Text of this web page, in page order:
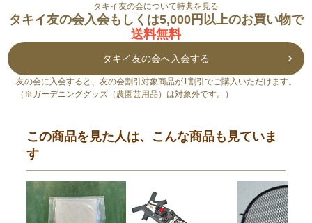
タキイ友の会について特典を見る
タキイ友の会入会もしくは5,000円以上のお買い物で
送料無料
タキイ友の会へ入会する
友の会に入会すると、友の会割引対象商品が1割引でご購入いただけます。
（※ガーデニンググッズ（農園芸用品）は対象外です。）
この商品を見た人は、こんな商品も見ていま
す